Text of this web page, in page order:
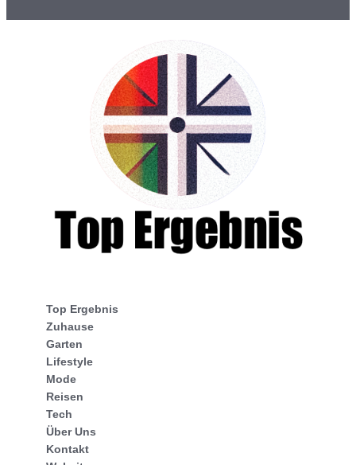
Top Ergebnis
Zuhause
Garten
Lifestyle
Mode
Reisen
Tech
Über Uns
Kontakt